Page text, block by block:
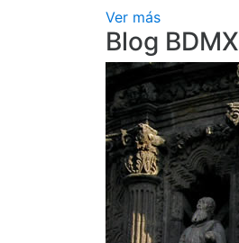
Ver más
Blog BDMX